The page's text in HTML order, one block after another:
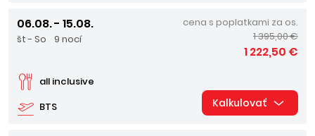
06.08. - 15.08.
št - So 9 nocí
BTS
all inclusive
cena s poplatkami za os.
1 395,00 €
1 222,50 €
Kalkulovať